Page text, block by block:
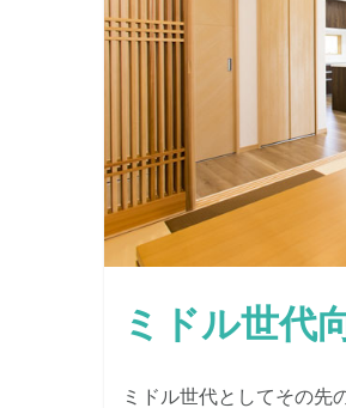
ミドル世代
ミドル世代としてその先